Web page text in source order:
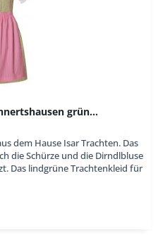
grün...
dem Hause Isar Trachten. Das
die Schürze und die Dirndlbluse
Das lindgrüne Trachtenkleid für